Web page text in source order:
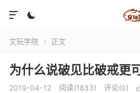


文玩学院  正文
为什么说破见比破戒更
2019-04-12 阅读(1833) 评论(0)